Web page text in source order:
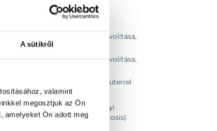
A sütikről
valamint
megosztjuk az Ön
amelyeket Ön adott meg
fibromák elektrocauteres eltávolítása,
fibromák elektrocauteres eltávolítása,
shave technikával / kauterrel
eltávolítása
bőrelváltozás eltávolítása helyi
(fibroma, angioma, keratosis)